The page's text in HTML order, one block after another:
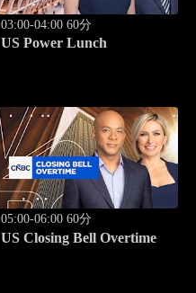
03:00-04:00 60分
US Power Lunch
05:00-06:00 60分
US Closing Bell Overtime